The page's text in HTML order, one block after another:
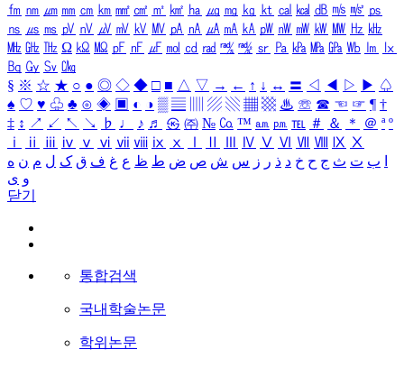
㎙ ㎚ ㎛ ㎜ ㎝ ㎞ ㎟ ㎠ ㎡ ㎢ ㏊ ㎍ ㎎ ㎏ ㏏ ㎈ ㎉ ㏈ ㎧ ㎨ ㎰
㎱ ㎲ ㎳ ㎴ ㎵ ㎶ ㎷ ㎸ ㎹ ㎀ ㎁ ㎂ ㎃ ㎄ ㎺ ㎻ ㎽ ㎾ ㎿ ㎐ ㎑
㎒ ㎓ ㎔ Ω ㏀ ㏁ ㎊ ㎋ ㎌ ㏖ ㏅ ㎭ ㎮ ㎯ ㏛ ㎩ ㎪ ㎫ ㎬ ㏝ ㏐
㏓
㏃ ㏉ ㏜ ㏆
§ ※ ☆ ★ ○ ● ◎ ◇ ◆ □ ■ △ ▽ → ← ↑ ↓ ↔ 〓 ◁ ◀ ▷ ▶ ♤
♠ ♡ ♥ ♧ ♣ ⊙ ◈ ▣ ◐ ◑ ▒ ▤ ▨ ▧ ▦ ▩ ♨ ☏ ☎ ☜ ☞ ¶ †
‡ ↕ ↗ ↙ ↖ ↘ ♭ ♩ ♪ ♬ ㉿ ㈜ № ㏇ ™ ㏂ ㏘ ℡ ＃ ＆ ＊ ＠ ª º
ⅰ
ⅱ ⅲ ⅳ ⅴ ⅵ ⅶ ⅷ ⅸ ⅹ Ⅳ Ⅴ Ⅵ Ⅶ Ⅷ Ⅸ Ⅹ
ب ت ث ج ح خ د ذ ر ز س ش ص ض ط ظ ع غ ف ق ک ل م ن ه
و ی
닫기
통합검색
국내학술논문
학위논문